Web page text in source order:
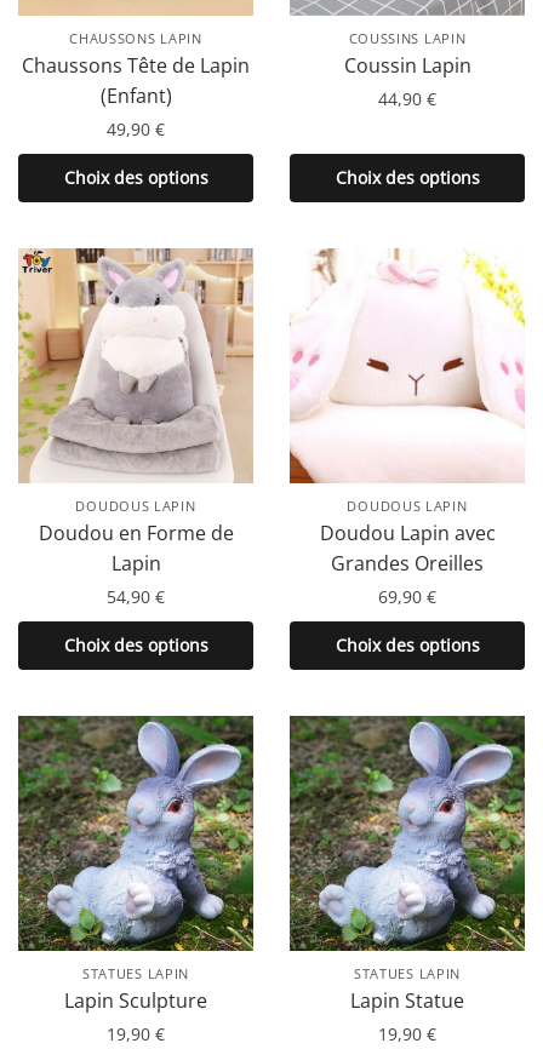
page
du
produit
la
page
produit
CHAUSSONS LAPIN
Chaussons Tête de Lapin
(Enfant)
49,90 €
Choix des options
Ce
produit
plusieurs
variations.
Les
options
peuvent
être
choisies
sur
la
page
du
produit
COUSSINS LAPIN
Coussin Lapin
44,90 €
Choix des options
produit
a
variations.
Les
peuvent
être
choisies
page
du
produit
DOUDOUS LAPIN
Doudou en Forme de
Lapin
54,90 €
Choix des options
Ce
produit
plusieurs
variations.
Les
options
peuvent
être
choisies
sur
la
page
DOUDOUS LAPIN
Doudou Lapin avec
Grandes Oreilles
69,90 €
Choix des options
Ce
produit
plusieurs
variations.
Les
options
peuvent
être
choisies
sur
la
page
STATUES LAPIN
Lapin Sculpture
19,90 €
STATUES LAPIN
Lapin Statue
19,90 €